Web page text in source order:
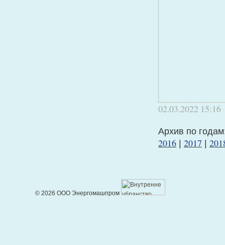
02.03.2022 15:16
Архив по
2016 2017
© 2026 ООО Энергомашпром